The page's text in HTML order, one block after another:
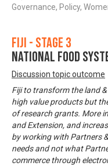
Governance, Policy,
Fiji - Stage 3
NATIONAL FOOD
Discussion topic outcome
Fiji to transform the land
high value products but
of research grants. More
and Extension, and
by working with Partners
needs and not what
commerce through